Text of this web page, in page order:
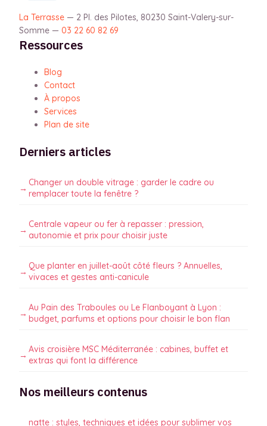
La Terrasse — 2 Pl. des Pilotes, 80230 Saint-Valery-sur-
Somme — 03 22 60 82 69
Ressources
Blog
Contact
À propos
Services
Plan de site
Derniers articles
Changer un double vitrage : garder le cadre ou
remplacer toute la fenêtre ?
Centrale vapeur ou fer à repasser : pression,
autonomie et prix pour choisir juste
Que planter en juillet-août côté fleurs ? Annuelles,
vivaces et gestes anti-canicule
Au Pain des Traboules ou Le Flanboyant à Lyon :
budget, parfums et options pour choisir le bon flan
Avis croisière MSC Méditerranée : cabines, buffet et
extras qui font la différence
Nos meilleurs contenus
natte : styles, techniques et idées pour sublimer vos